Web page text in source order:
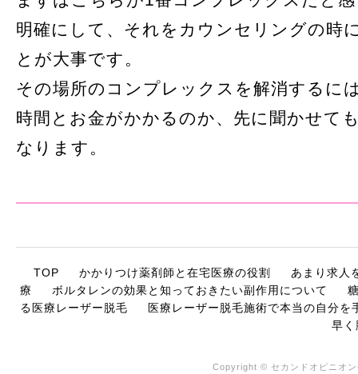
明確にして、それをカウンセリングの時
とが大事です。
その場所のコンプレックスを解消するに
時間とお金がかかるのか、先に聞かせて
なります。
TOP かかりつけ薬剤師と在宅医療の役割
あまり求人
療
ボルタレンの効果と知っておきたい副作用について
る医療レーザー脱毛
医療レーザー脱毛施術で本当の自分を
早く
Copyright © セカンドオピニオ